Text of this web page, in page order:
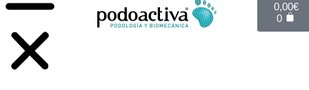
0,00€
0